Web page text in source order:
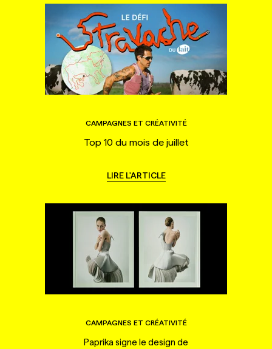
CAMPAGNES ET CRÉATIVITÉ
Top 10 du mois de juillet
LIRE L'ARTICLE
CAMPAGNES ET CRÉATIVITÉ
Paprika signe le design de